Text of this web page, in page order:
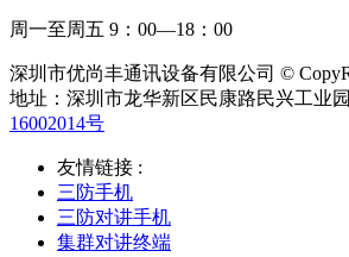
周一至周五 9：00—18：00
深圳市优尚丰通讯设备有限公司 ©
地址：深圳市龙华新区民康路民兴工业
16002014号
友情链接 :
三防手机
三防对讲手机
集群对讲终端